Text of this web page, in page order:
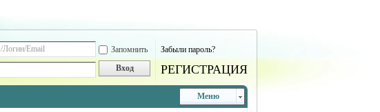
Запомнить Забыли пароль?
Вход РЕГИСТРАЦИЯ
Меню